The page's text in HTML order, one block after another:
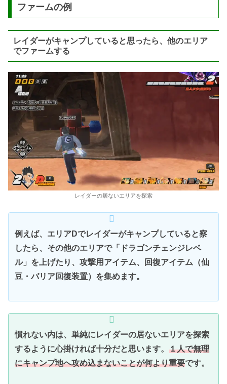
ファームの例
レイダーがキャンプしていると思ったら、他のエリア
でファームする
レイダーの居ないエリアを探索
例えば、エリアDでレイダーがキャンプしていると察
したら、その他のエリアで「ドラゴンチェンジレベ
ル」を上げたり、攻撃用アイテム、回復アイテム（仙
豆・バリア回復装置）を集めます。
慣れない内は、単純にレイダーの居ないエリアを探索
するように心掛ければ十分だと思います。 １人で無理
にキャンプ地へ攻め込まないことが何より重要です。